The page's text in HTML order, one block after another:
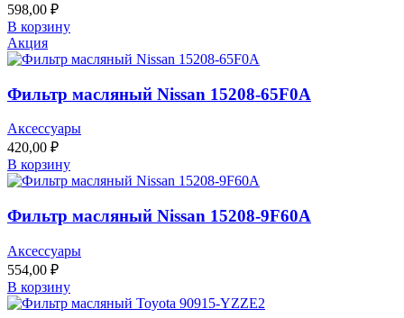
598,00 ₽
В корзину
Акция
Фильтр масляный Nissan 15208-65F0A
Аксессуары
420,00 ₽
В корзину
Фильтр масляный Nissan 15208-9F60A
Аксессуары
554,00 ₽
В корзину